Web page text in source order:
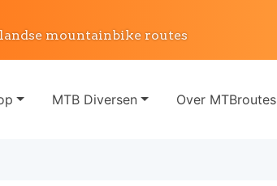
mountainbike routes
MTB Diversen Over MTBroutes